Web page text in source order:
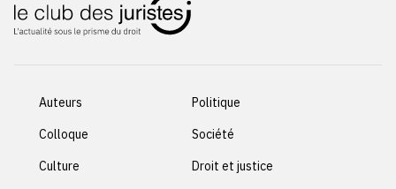
Auteurs
Colloque
Culture
Politique
Société
Droit et justice